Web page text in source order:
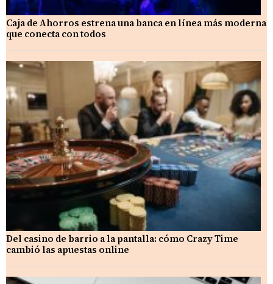
Caja de Ahorros estrena una banca en línea más moderna
que conecta con todos
Del casino de barrio a la pantalla: cómo Crazy Time
cambió las apuestas online